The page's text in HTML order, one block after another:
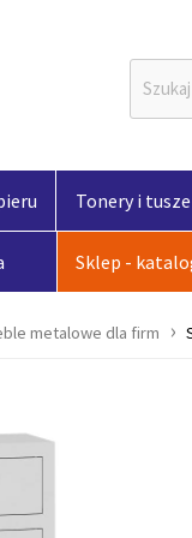
Tonery i tusze
Sklep -
metalowe dla firm